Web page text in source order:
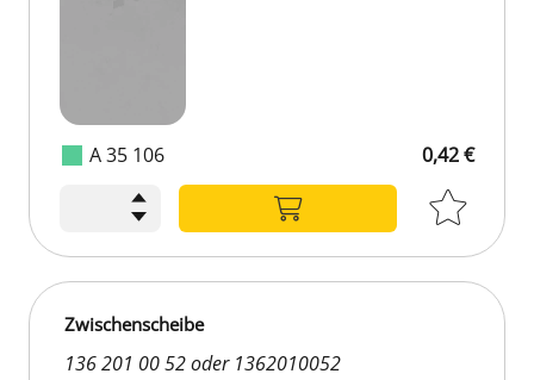
A 35 106 0,42 €
Zwischenscheibe
136 201 00 52 oder 1362010052